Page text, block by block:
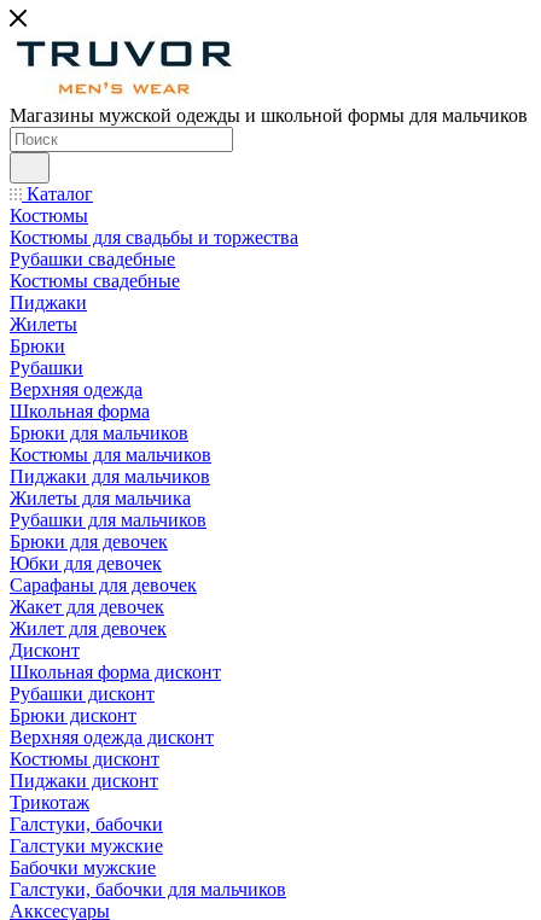
Магазины мужской одежды и школьной формы для мальчиков
Каталог
Костюмы
Костюмы для свадьбы и торжества
Рубашки свадебные
Костюмы свадебные
Пиджаки
Жилеты
Брюки
Рубашки
Верхняя одежда
Школьная форма
Брюки для мальчиков
Костюмы для мальчиков
Пиджаки для мальчиков
Жилеты для мальчика
Рубашки для мальчиков
Брюки для девочек
Юбки для девочек
Сарафаны для девочек
Жакет для девочек
Жилет для девочек
Дисконт
Школьная форма дисконт
Рубашки дисконт
Брюки дисконт
Верхняя одежда дисконт
Костюмы дисконт
Пиджаки дисконт
Трикотаж
Галстуки, бабочки
Галстуки мужские
Бабочки мужские
Галстуки, бабочки для мальчиков
Акксесуары